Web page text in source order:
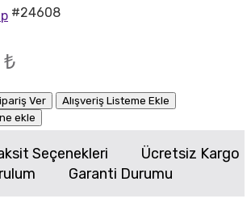
#24608
Ver
Alışveriş Listeme Ekle
ekle
Seçenekleri
Ücretsiz Kargo
Garanti Durumu